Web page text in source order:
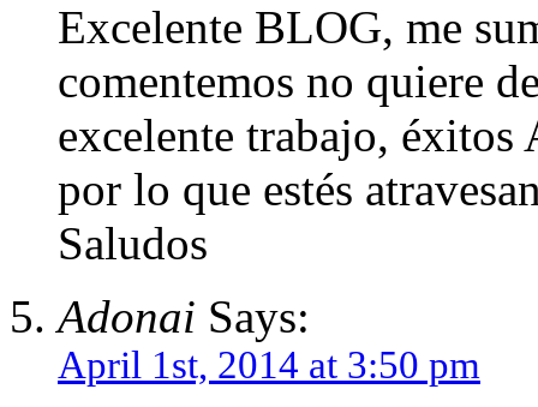
Excelente BLOG, me
comentemos no quiere
excelente trabajo, éxitos
por lo que estés
Saludos
Adonai Says:
April 1st, 2014 at 3:50 pm